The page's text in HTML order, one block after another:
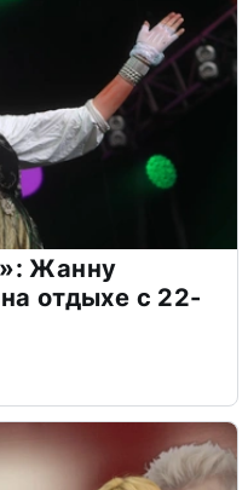
Жанну
отдыхе с 22-